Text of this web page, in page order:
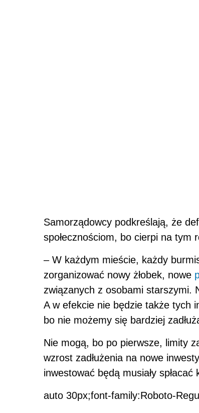
Samorządowcy podkreślają, że
społecznościom, bo cierpi na tym
– W każdym mieście, każdy
zorganizować nowy żłobek, nowe
związanych z osobami starszymi.
A w efekcie nie będzie także tych
bo nie możemy się bardziej
Nie mogą, bo po pierwsze, limity
wzrost zadłużenia na nowe
inwestować będą musiały
auto 30px;font-family:Roboto-